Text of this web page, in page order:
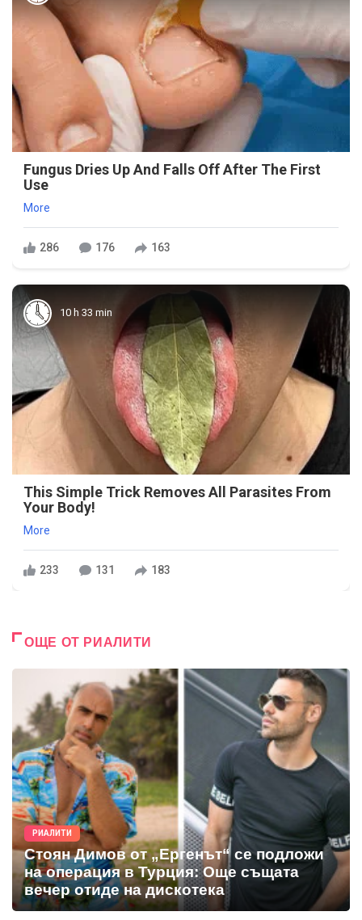
Fungus Dries Up And Falls Off After The First
Use
More
286 176 163
10 h 33 min
This Simple Trick Removes All Parasites From
Your Body!
More
233 131 183
ОЩЕ ОТ РИАЛИТИ
РИАЛИТИ
Стоян Димов от „Ергенът“ се подложи
на операция в Турция: Още същата
вечер отиде на дискотека